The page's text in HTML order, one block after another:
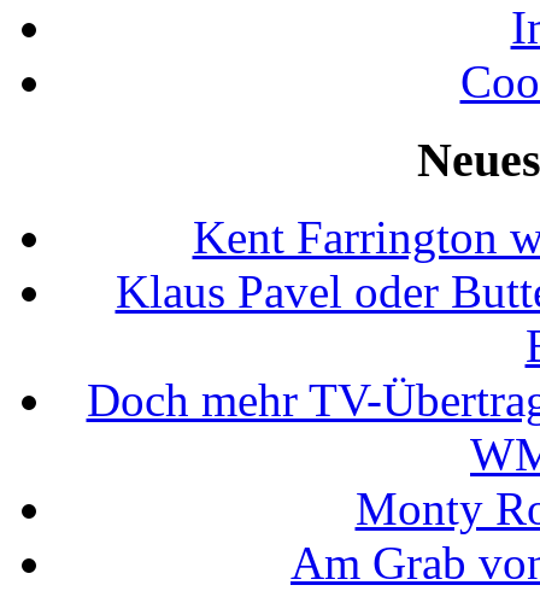
Kent Farrington
Klaus Pavel oder
Doch mehr TV-
Monty
Am Grab